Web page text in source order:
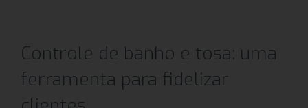
Controle de banho e tosa: uma
ferramenta para fidelizar